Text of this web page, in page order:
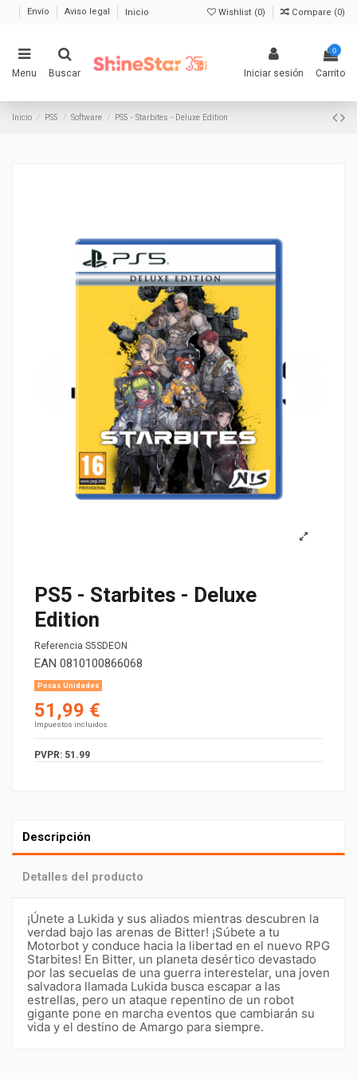
Envío Aviso legal Inicio Wishlist (0) Compare (0)
Menu Buscar Iniciar sesión
0
Carrito
Inicio PS5 Software PS5 - Starbites - Deluxe Edition
PS5 - Starbites - Deluxe
Edition
Referencia S5SDEON
EAN 0810100866068
Pocas Unidades
51,99 €
Impuestos incluidos
PVPR: 51.99
Descripción
Detalles del producto
¡Únete a Lukida y sus aliados mientras descubren la
verdad bajo las arenas de Bitter! ¡Súbete a tu
Motorbot y conduce hacia la libertad en el nuevo RPG
Starbites! En Bitter, un planeta desértico devastado
por las secuelas de una guerra interestelar, una joven
salvadora llamada Lukida busca escapar a las
estrellas, pero un ataque repentino de un robot
gigante pone en marcha eventos que cambiarán su
vida y el destino de Amargo para siempre.